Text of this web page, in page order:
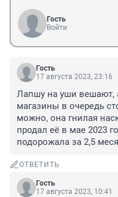
Гость
Войти
Гость
17 августа 2023, 23:16
Лапшу на уши вешают,
магазины в очередь
можно, она гнилая
продал её в мае 2023
подорожала за 2,5
ОТВЕТИТЬ
Гость
17 августа 2023, 10:41